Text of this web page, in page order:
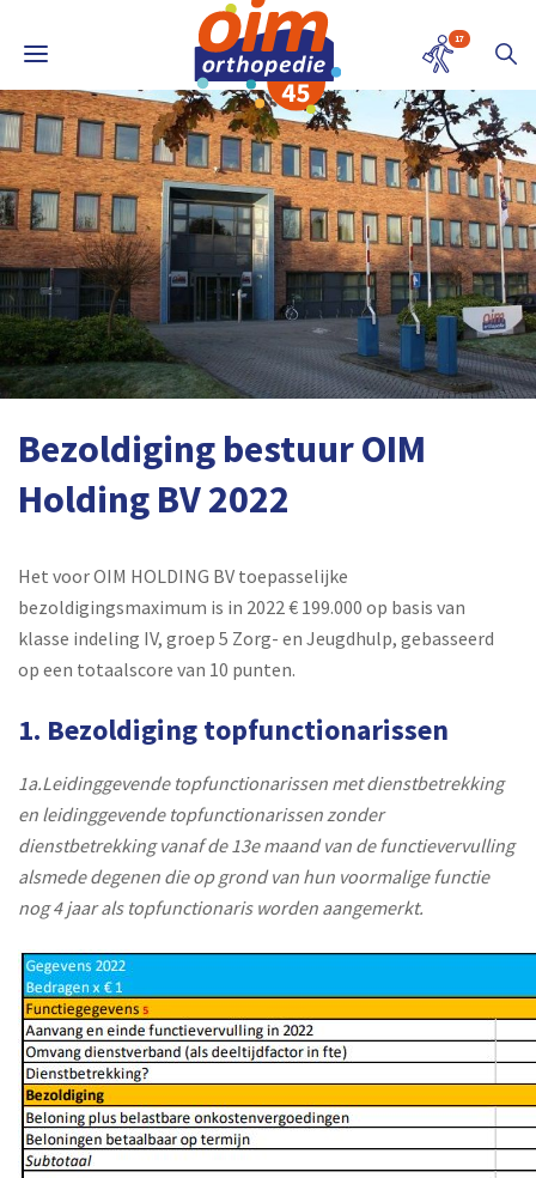
17
Bezoldiging bestuur OIM
Holding BV 2022
Het voor OIM HOLDING BV toepasselijke
bezoldigingsmaximum is in 2022 € 199.000 op basis van
klasse indeling IV, groep 5 Zorg- en Jeugdhulp, gebasseerd
op een totaalscore van 10 punten.
1. Bezoldiging topfunctionarissen
1a.Leidinggevende topfunctionarissen met dienstbetrekking
en leidinggevende topfunctionarissen zonder
dienstbetrekking vanaf de 13e maand van de functievervulling
alsmede degenen die op grond van hun voormalige functie
nog 4 jaar als topfunctionaris worden aangemerkt.